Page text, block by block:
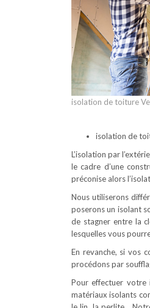
isolation de toiture
isolation de
L’isolation par
le cadre d’une
préconise alors
Nous utiliserons
poserons un isolant
de stagner entre la
lesquelles vous
En revanche, si vos
procédons par
Pour effectuer votre
matériaux isolants